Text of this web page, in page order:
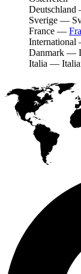
Deutschland
Sverige —
France —
International
Danmark —
Italia —